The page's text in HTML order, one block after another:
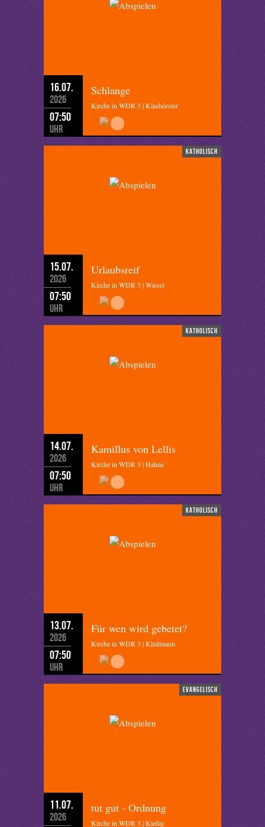
16.07.
2026
07:50
Uhr
Schlange
Kirche in WDR 3 | Klashörster
katholisch
15.07.
2026
07:50
Uhr
Urlaubsreif
Kirche in WDR 3 | Wiesel
katholisch
14.07.
2026
07:50
Uhr
Kamillus von Lellis
Kirche in WDR 3 | Hahne
katholisch
13.07.
2026
07:50
Uhr
Für wen wird gebetet?
Kirche in WDR 3 | Kluitmann
evangelisch
11.07.
2026
tut gut - Ordnung
Kirche in WDR 3 | Kießig